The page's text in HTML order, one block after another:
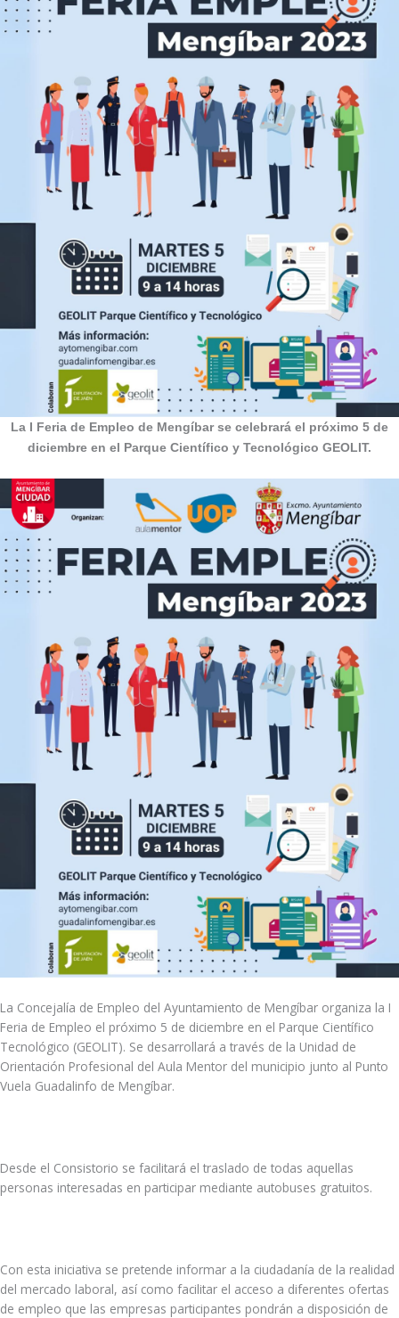
La I Feria de Empleo de Mengíbar se celebrará el próximo 5 de
diciembre en el
Parque Científico y Tecnológico GEOLIT.
La Concejalía de Empleo del Ayuntamiento de Mengíbar organiza la I
Feria de Empleo el próximo 5 de diciembre en el Parque Científico
Tecnológico (GEOLIT). Se desarrollará a través de la Unidad de
Orientación Profesional del Aula Mentor del municipio junto al Punto
Vuela Guadalinfo de Mengíbar.
Desde el Consistorio se facilitará el traslado de todas aquellas
personas interesadas en participar mediante autobuses gratuitos.
Con esta iniciativa se pretende informar a la ciudadanía de la realidad
del mercado laboral, así como facilitar el acceso a diferentes ofertas
de empleo que las empresas participantes pondrán a disposición de